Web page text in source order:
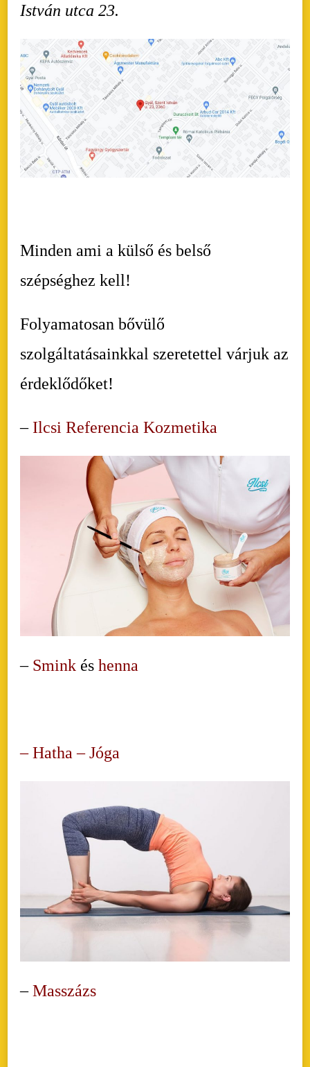
István utca 23.
Minden ami a külső és belső
szépséghez kell!
Folyamatosan bővülő
szolgáltatásainkkal szeretettel várjuk az
érdeklődőket!
– Ilcsi Referencia Kozmetika
– Smink és henna
– Hatha – Jóga
–Masszázs